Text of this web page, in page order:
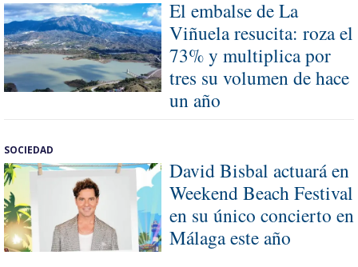
El embalse de La
Viñuela resucita: roza el
73% y multiplica por
tres su volumen de hace
un año
SOCIEDAD
David Bisbal actuará en
Weekend Beach Festival
en su único concierto en
Málaga este año